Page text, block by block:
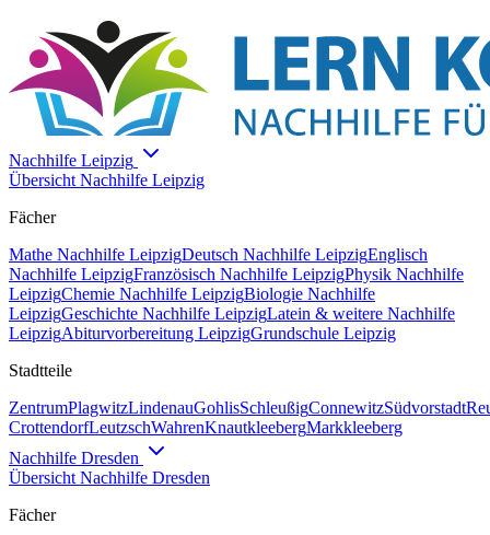
Nachhilfe Leipzig
Übersicht Nachhilfe Leipzig
Fächer
Mathe Nachhilfe LeipzigDeutsch Nachhilfe LeipzigEnglisch
Nachhilfe LeipzigFranzösisch Nachhilfe LeipzigPhysik Nachhilfe
LeipzigChemie Nachhilfe LeipzigBiologie Nachhilfe
LeipzigGeschichte Nachhilfe LeipzigLatein & weitere Nachhilfe
LeipzigAbiturvorbereitung LeipzigGrundschule Leipzig
Stadtteile
ZentrumPlagwitzLindenauGohlisSchleußigConnewitzSüdvorstadt
CrottendorfLeutzschWahrenKnautkleebergMarkkleeberg
Nachhilfe Dresden
Übersicht Nachhilfe Dresden
Fächer